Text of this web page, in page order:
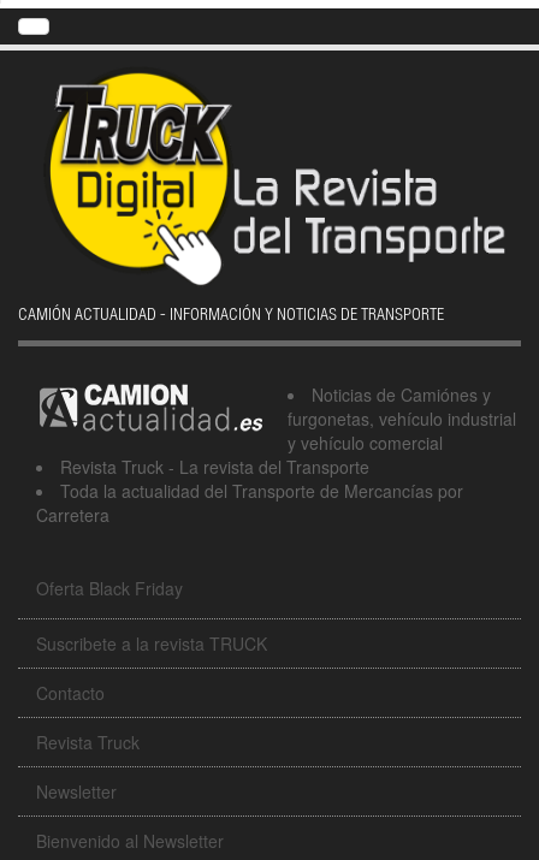
CAMIÓN ACTUALIDAD - INFORMACIÓN Y NOTICIAS DE TRANSPORTE
Noticias de Camiónes y
furgonetas, vehículo industrial
y vehículo comercial
Revista Truck - La revista del Transporte
Toda la actualidad del Transporte de Mercancías por
Carretera
Oferta Black Friday
Suscribete a la revista TRUCK
Contacto
Revista Truck
Newsletter
Bienvenido al Newsletter